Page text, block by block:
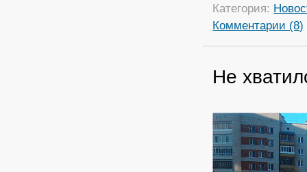
Категория:
Комментарии (8)
Не